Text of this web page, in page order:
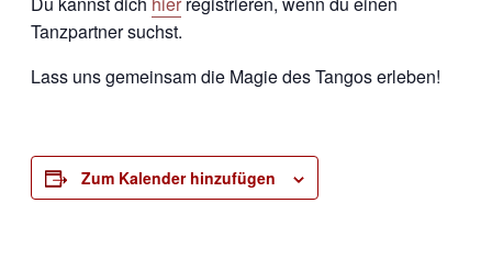
Tanzpartner suchst.
Lass uns gemeinsam die Magie des Tangos erleben!
Zum Kalender hinzufügen